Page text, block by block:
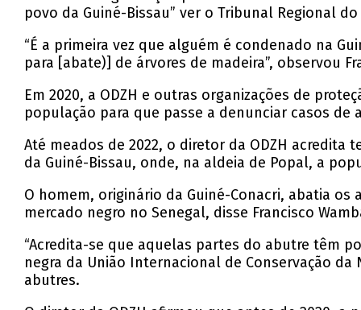
povo da Guiné-Bissau” ver o Tribunal Regional
“É a primeira vez que alguém é condenado na
para [abate)] de árvores de madeira”, observou
Em 2020, a ODZH e outras organizações de
população para que passe a denunciar casos
Até meados de 2022, o diretor da ODZH
da Guiné-Bissau, onde, na aldeia de Popal, a
O homem, originário da Guiné-Conacri, abatia
mercado negro no Senegal, disse Francisco
“Acredita-se que aquelas partes do abutre têm
negra da União Internacional de Conservação
abutres.